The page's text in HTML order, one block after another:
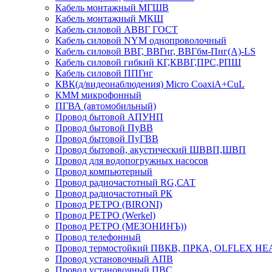
Кабель монтажный МГШВ
Кабель монтажный МКШ
Кабель силовой АВВГ ГОСТ
Кабель силовой NYM однопроволочный
Кабель силовой ВВГ, ВВГнг, ВВГбм-Пнг(А)-LS
Кабель силовой гибкий КГ,КВВГ,ПРС,РПШ
Кабель силовой ППГнг
КВК(д/видеонаблюдения) Micro CoaxiA+CuL
КММ микрофонный
ПГВА (автомобильный)
Провод бытовой АПУНП
Провод бытовой ПуВВ
Провод бытовой ПуГВВ
Провод бытовой, акустический ШВВП,ШВП
Провод для водопогружных насосов
Провод компьютерный
Провод радиочастотный RG,САТ
Провод радиочастотный РК
Провод РЕТРО (BIRONI)
Провод РЕТРО (Werkel)
Провод РЕТРО (МЕЗОНИНЪ))
Провод телефонный
Провод термостойкий ПВКВ, ПРКА, OLFLEX
Провод установочный АПВ